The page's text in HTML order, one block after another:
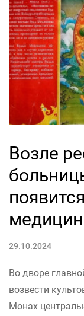
Возле
29.10.2024
Во дворе
возвести
Монах